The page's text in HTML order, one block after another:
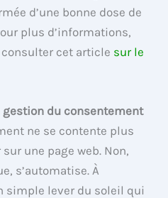
d’une bonne dose de
plus d’informations,
cet article sur le
du consentement
ne se contente plus
une page web. Non,
s’automatise. À
simple lever du soleil qui